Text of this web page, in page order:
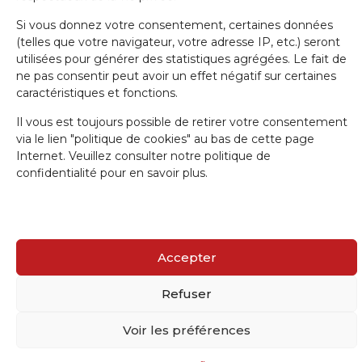
Si vous donnez votre consentement, certaines données
(telles que votre navigateur, votre adresse IP, etc.) seront
utilisées pour générer des statistiques agrégées. Le fait de
ne pas consentir peut avoir un effet négatif sur certaines
caractéristiques et fonctions.
Il vous est toujours possible de retirer votre consentement
via le lien "politique de cookies" au bas de cette page
Internet. Veuillez consulter notre politique de
confidentialité pour en savoir plus.
Accepter
Refuser
Voir les préférences
IRW-CGSP 2024 / Responsable: Patrick Lebrun, Rue de Namur 47 –
5000 BEEZ / Webmaster :Olivier Girardi